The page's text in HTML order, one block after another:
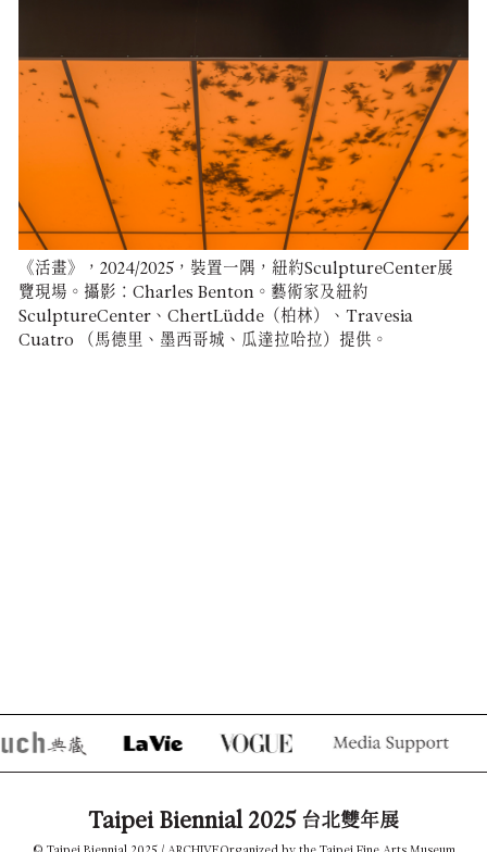
《活畫》，2024/2025，裝置一隅，紐約SculptureCenter展
覽現場。攝影：Charles Benton。藝術家及紐約
SculptureCenter、ChertLüdde（柏林）、Travesia
Cuatro （馬德里、墨西哥城、瓜達拉哈拉）提供。
Taipei Biennial 2025 台北雙年展